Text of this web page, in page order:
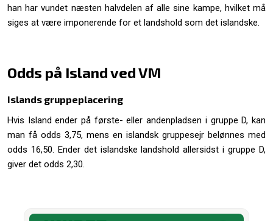
han har vundet næsten halvdelen af alle sine kampe, hvilket må
siges at være imponerende for et landshold som det islandske.
Odds på Island ved VM
Islands gruppeplacering
Hvis Island ender på første- eller andenpladsen i gruppe D, kan
man få odds 3,75, mens en islandsk gruppesejr belønnes med
odds 16,50. Ender det islandske landshold allersidst i gruppe D,
giver det odds 2,30.